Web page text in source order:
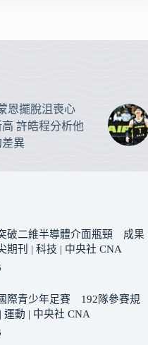
恩擺脫沮喪心
許皓程分析他
異
破二維半導體介面瓶頸 成果
期刊 | 科技 | 中央社 CNA
際青少年足賽 192隊參賽規
運動 | 中央社 CNA